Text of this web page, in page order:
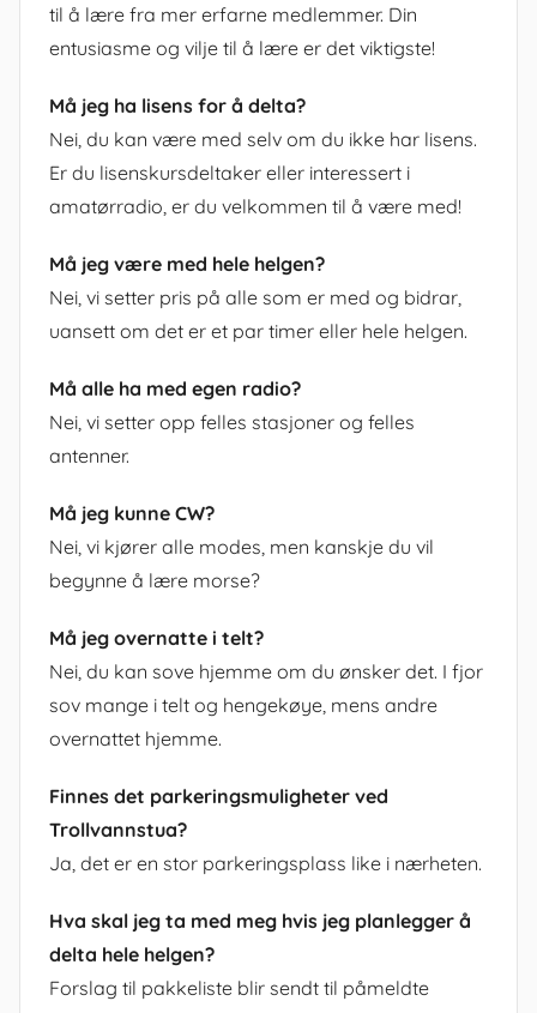
til å lære fra mer erfarne medlemmer. Din
entusiasme og vilje til å lære er det viktigste!
Må jeg ha lisens for å delta?
Nei, du kan være med selv om du ikke har lisens.
Er du lisenskursdeltaker eller interessert i
amatørradio, er du velkommen til å være med!
Må jeg være med hele helgen?
Nei, vi setter pris på alle som er med og bidrar,
uansett om det er et par timer eller hele helgen.
Må alle ha med egen radio?
Nei, vi setter opp felles stasjoner og felles
antenner.
Må jeg kunne CW?
Nei, vi kjører alle modes, men kanskje du vil
begynne å lære morse?
Må jeg overnatte i telt?
Nei, du kan sove hjemme om du ønsker det. I fjor
sov mange i telt og hengekøye, mens andre
overnattet hjemme.
Finnes det parkeringsmuligheter ved
Trollvannstua?
Ja, det er en stor parkeringsplass like i nærheten.
Hva skal jeg ta med meg hvis jeg planlegger å
delta hele helgen?
Forslag til pakkeliste blir sendt til påmeldte